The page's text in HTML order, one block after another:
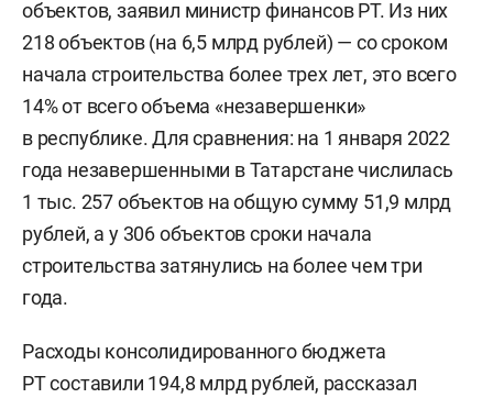
объектов, заявил министр финансов РТ. Из них
218 объектов (на 6,5 млрд рублей) — со сроком
начала строительства более трех лет, это всего
14% от всего объема «незавершенки»
в республике. Для сравнения: на 1 января 2022
года незавершенными в Татарстане числилась
1 тыс. 257 объектов на общую сумму 51,9 млрд
рублей, а у 306 объектов сроки начала
строительства затянулись на более чем три
года.
Расходы консолидированного бюджета
РТ составили 194,8 млрд рублей, рассказал